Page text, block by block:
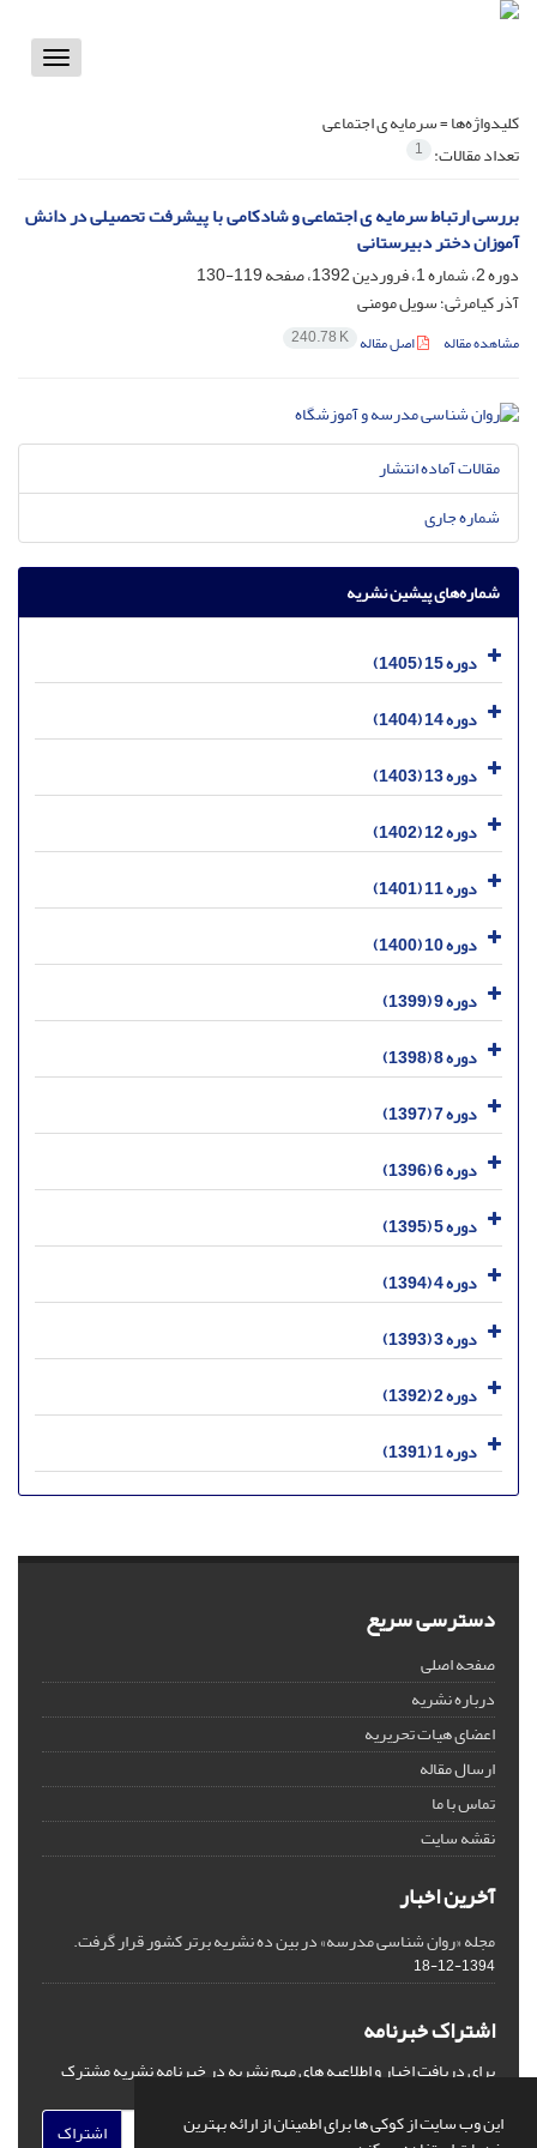
این وب سایت از کوکی ها برای اطمینان از ارائه بهترین
Toggle
کلیدواژه‌ها =سرمایه ی اجتماعی
تعداد مقالات: 1
بررسی ارتباط سرمایه ی اجتماعی و شادکامی با پیشرفت تحصیلی در دانش
آموزان دختر دبیرستانی
دوره 2، شماره 1، فروردین 1392، صفحه
119-130
آذر کیامرثی؛ سویل مومنی
مشاهده مقاله اصل مقاله 240.78 K
مقالات آماده انتشار
شماره جاری
شماره‌های پیشین نشریه
دوره 15 (1405)
دوره 14 (1404)
دوره 13 (1403)
دوره 12 (1402)
دوره 11 (1401)
دوره 10 (1400)
دوره 9 (1399)
دوره 8 (1398)
دوره 7 (1397)
دوره 6 (1396)
دوره 5 (1395)
دوره 4 (1394)
دوره 3 (1393)
دوره 2 (1392)
دوره 1 (1391)
دسترسی سریع
صفحه اصلی
درباره نشریه
اعضای هیات تحریریه
ارسال مقاله
تماس با ما
نقشه سایت
آخرین اخبار
مجله «روان شناسی مدرسه» در بین ده نشریه برتر کشور قرار گرفت.
1394-12-18
اشتراک خبرنامه
برای دریافت اخبار و اطلاعیه های مهم نشریه در خبرنامه نشریه مشترک
اشتراک